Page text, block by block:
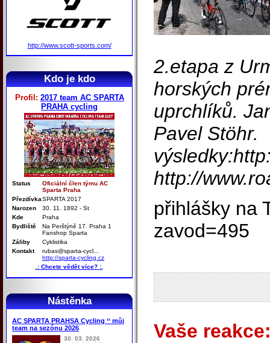
http://www.scott-sports.com/
Kdo je kdo
Profil: 2017 team AC SPARTA
PRAHA cycling
Status
Oficiální člen týmu AC
Sparta Praha
PřezdívkaSPARTA 2017
Narozen
30. 11. 1892 - St
Kde
Praha
Bydliště
Na Perštýně 17. Praha 1
Fanshop Sparta
Záliby
Cyklistika
Kontakt
rubas@sparta-cycl...
http://sparta-cycling.cz
.: Chcete vědět více? :.
Nástěnka
AC SPARTA PRAHSA Cycling ‘‘ můj
team na sezónu 2026
30. 03. 2026
2.etapa z
horských
uprchlíků.
Pavel Stöhr.
http://
přihlášky na
zavod=495
Vaše